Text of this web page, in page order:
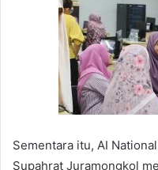
Sementara itu, AI
Supahrat Juramongkol